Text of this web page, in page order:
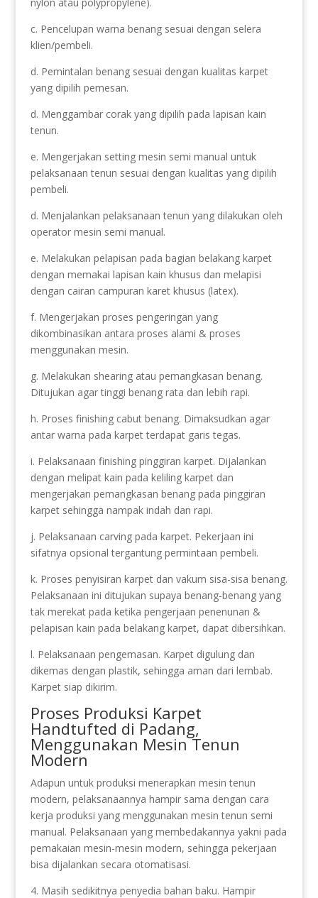
c. Pencelupan warna benang sesuai dengan selera
klien/pembeli.
d. Pemintalan benang sesuai dengan kualitas karpet
yang dipilih pemesan.
d. Menggambar corak yang dipilih pada lapisan kain
tenun.
e. Mengerjakan setting mesin semi manual untuk
pelaksanaan tenun sesuai dengan kualitas yang dipilih
pembeli.
d. Menjalankan pelaksanaan tenun yang dilakukan oleh
operator mesin semi manual.
e. Melakukan pelapisan pada bagian belakang karpet
dengan memakai lapisan kain khusus dan melapisi
dengan cairan campuran karet khusus (latex).
f. Mengerjakan proses pengeringan yang
dikombinasikan antara proses alami & proses
menggunakan mesin.
g. Melakukan shearing atau pemangkasan benang.
Ditujukan agar tinggi benang rata dan lebih rapi.
h. Proses finishing cabut benang. Dimaksudkan agar
antar warna pada karpet terdapat garis tegas.
i. Pelaksanaan finishing pinggiran karpet. Dijalankan
dengan melipat kain pada keliling karpet dan
mengerjakan pemangkasan benang pada pinggiran
karpet sehingga nampak indah dan rapi.
j. Pelaksanaan carving pada karpet. Pekerjaan ini
sifatnya opsional tergantung permintaan pembeli.
k. Proses penyisiran karpet dan vakum sisa-sisa benang.
Pelaksanaan ini ditujukan supaya benang-benang yang
tak merekat pada ketika pengerjaan penenunan &
pelapisan kain pada belakang karpet, dapat dibersihkan.
l. Pelaksanaan pengemasan. Karpet digulung dan
dikemas dengan plastik, sehingga aman dari lembab.
Karpet siap dikirim.
Proses Produksi Karpet
Handtufted di Padang,
Menggunakan Mesin Tenun
Modern
Adapun untuk produksi menerapkan mesin tenun
modern, pelaksanaannya hampir sama dengan cara
kerja produksi yang menggunakan mesin tenun semi
manual. Pelaksanaan yang membedakannya yakni pada
pemakaian mesin-mesin modern, sehingga pekerjaan
bisa dijalankan secara otomatisasi.
4. Masih sedikitnya penyedia bahan baku. Hampir